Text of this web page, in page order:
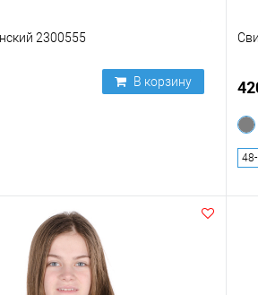
2300555
В корзину